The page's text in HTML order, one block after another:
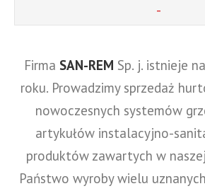
-
Firma SAN-REM Sp. j. istnieje
roku. Prowadzimy sprzedaż
nowoczesnych systemów
artykułów instalacyjno-
produktów zawartych w
Państwo wyroby wielu